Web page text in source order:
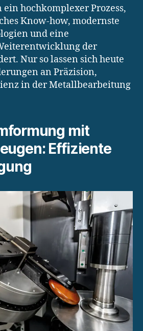
hochkomplexer Prozess,
Know-how, modernste
und eine
der
Nur so lassen sich heute
an Präzision,
in der Metallbearbeitung
mit
Effiziente